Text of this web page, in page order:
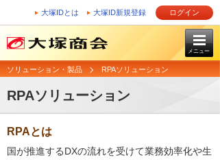
大塚IDとは 大塚ID新規登録 ログイン
メニュー
ソリューション・製品 RPAソリューション
RPAソリューション
RPAとは
国が推進するDXの流れを受けて業務効率化や生